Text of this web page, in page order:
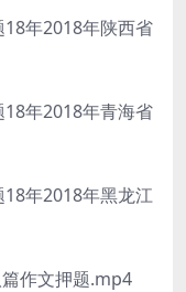
年2018年陕西省
年2018年青海省
年2018年黑龙江
作文押题.mp4